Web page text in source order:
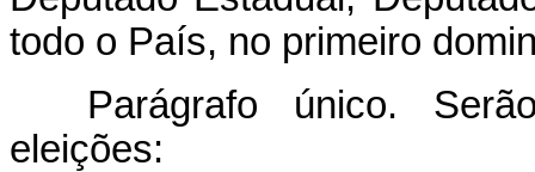
todo o País, no primeiro
Parágrafo único.
eleições: